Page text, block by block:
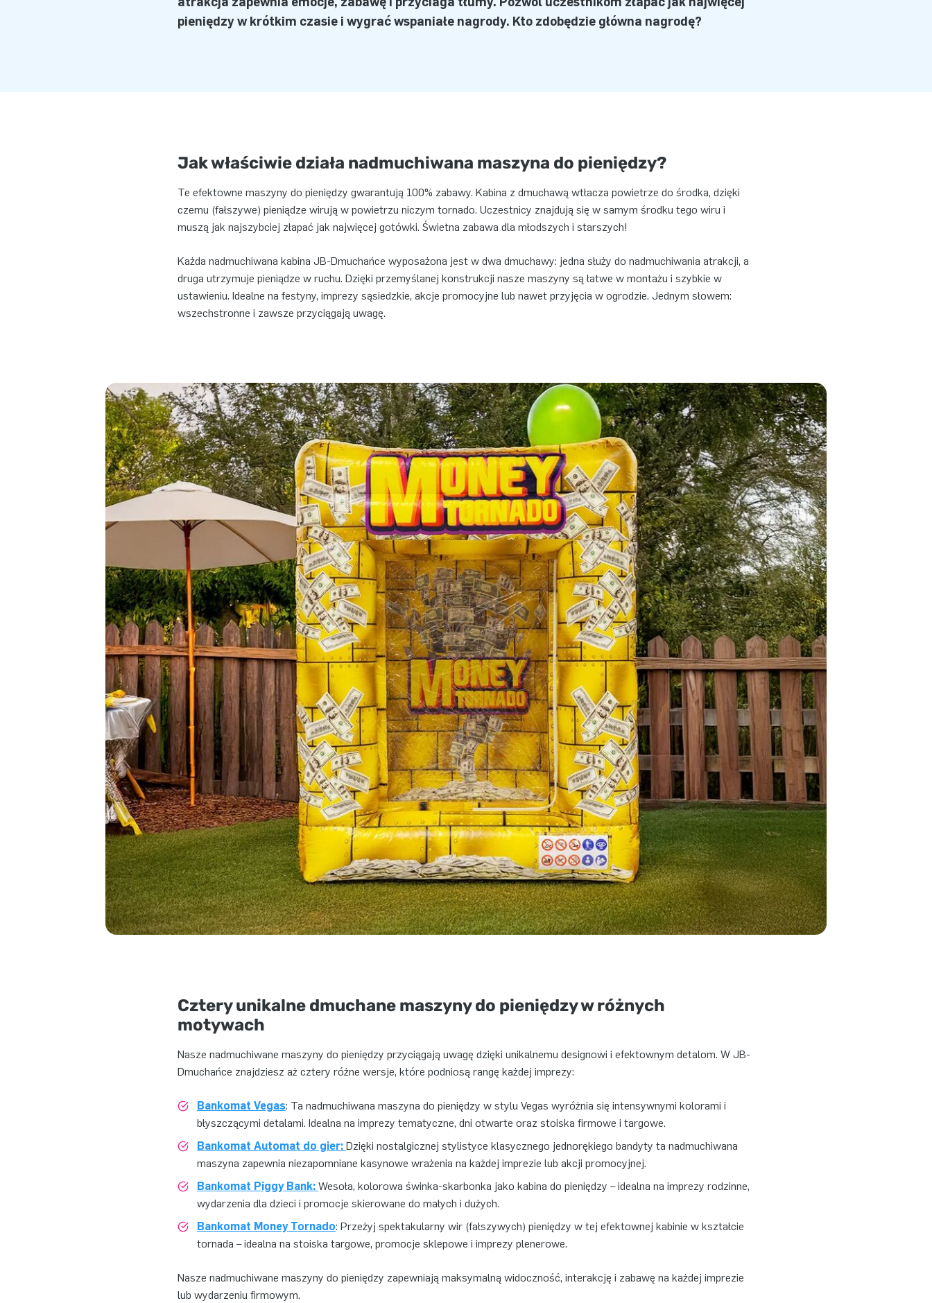
pieniędzy w krótkim czasie i wygrać wspaniałe nagrody. Kto zdobędzie główną nagrodę?
Jak właściwie działa nadmuchiwana maszyna do pieniędzy?
Te efektowne maszyny do pieniędzy gwarantują 100% zabawy. Kabina z dmuchawą wtłacza powietrze do środka, dzięki
czemu (fałszywe) pieniądze wirują w powietrzu niczym tornado. Uczestnicy znajdują się w samym środku tego wiru i
muszą jak najszybciej złapać jak najwięcej gotówki. Świetna zabawa dla młodszych i starszych!
Każda nadmuchiwana kabina JB-Dmuchańce wyposażona jest w dwa dmuchawy: jedna służy do nadmuchiwania atrakcji, a
druga utrzymuje pieniądze w ruchu. Dzięki przemyślanej konstrukcji nasze maszyny są łatwe w montażu i szybkie w
ustawieniu. Idealne na festyny, imprezy sąsiedzkie, akcje promocyjne lub nawet przyjęcia w ogrodzie. Jednym słowem:
wszechstronne i zawsze przyciągają uwagę.
Cztery unikalne dmuchane maszyny do pieniędzy w różnych
motywach
Nasze nadmuchiwane maszyny do pieniędzy przyciągają uwagę dzięki unikalnemu designowi i efektownym detalom. W JB-
Dmuchańce znajdziesz aż cztery różne wersje, które podniosą rangę każdej imprezy:
Bankomat Vegas: Ta nadmuchiwana maszyna do pieniędzy w stylu Vegas wyróżnia się intensywnymi kolorami i
błyszczącymi detalami. Idealna na imprezy tematyczne, dni otwarte oraz stoiska firmowe i targowe.
Bankomat Automat do gier: Dzięki nostalgicznej stylistyce klasycznego jednorękiego bandyty ta nadmuchiwana
maszyna zapewnia niezapomniane kasynowe wrażenia na każdej imprezie lub akcji promocyjnej.
Bankomat Piggy Bank: Wesoła, kolorowa świnka-skarbonka jako kabina do pieniędzy – idealna na imprezy rodzinne,
wydarzenia dla dzieci i promocje skierowane do małych i dużych.
Bankomat Money Tornado: Przeżyj spektakularny wir (fałszywych) pieniędzy w tej efektownej kabinie w kształcie
tornada – idealna na stoiska targowe, promocje sklepowe i imprezy plenerowe.
Nasze nadmuchiwane maszyny do pieniędzy zapewniają maksymalną widoczność, interakcję i zabawę na każdej imprezie
lub wydarzeniu firmowym.